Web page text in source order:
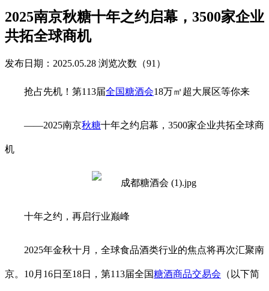
2025南京秋糖十年之约启幕，3500家企业
共拓全球商机
发布日期：2025.05.28 浏览次数（91）
抢占先机！第113届全国糖酒会18万㎡超大展区等你来
——2025南京秋糖十年之约启幕，3500家企业共拓全球商
机
十年之约，再启行业巅峰
2025年金秋十月，全球食品酒类行业的焦点将再次汇聚南
京。10月16日至18日，第113届全国糖酒商品交易会 （以下简